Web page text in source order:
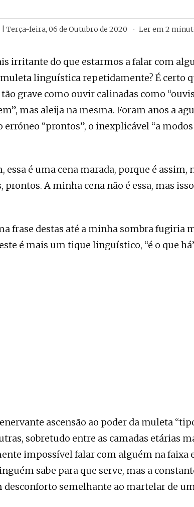
| Terça-feira, 06 de Outubro de 2020 Ler em 2
irritante do que estarmos a falar com
linguística repetidamente? É certo
grave como ouvir calinadas como
mas aleija na mesma. Foram anos a
erróneo “prontos”, o inexplicável “a
essa é uma cena marada, porque é assim,
prontos. A minha cena não é essa, mas
frase destas até a minha sombra fugiria
é mais um tique linguístico, “é o que
ascensão ao poder da muleta
sobretudo entre as camadas etárias
impossível falar com alguém na faixa
sabe para que serve, mas a
desconforto semelhante ao martelar de